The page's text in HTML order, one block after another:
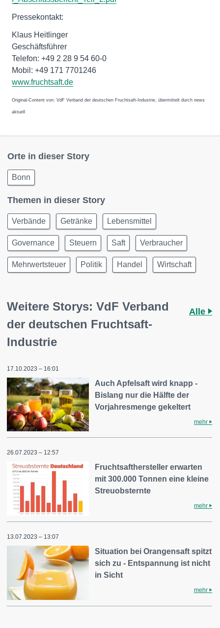
Pressekontakt:
Klaus Heitlinger
Geschäftsführer
Telefon: +49 2 28 9 54 60-0
Mobil: +49 171 7701246
www.fruchtsaft.de
Original-Content von: VdF Verband der deutschen Fruchtsaft-Industrie, übermittelt durch news
aktuell
Orte in dieser Story
Bonn
Themen in dieser Story
Verbände Getränke Lebensmittel
Governance Steuern Saft Verbraucher
Mehrwertsteuer Politik Handel Wirtschaft
Weitere Storys: VdF Verband
der deutschen Fruchtsaft-
Industrie
Alle
17.10.2023 – 16:01
Auch Apfelsaft wird knapp -
Bislang nur die Hälfte der
Vorjahresmenge gekeltert
mehr
26.07.2023 – 12:57
Fruchtsafthersteller erwarten
mit 300.000 Tonnen eine kleine
Streuobsternte
mehr
13.07.2023 – 13:07
Situation bei Orangensaft spitzt
sich zu - Entspannung ist nicht
in Sicht
mehr